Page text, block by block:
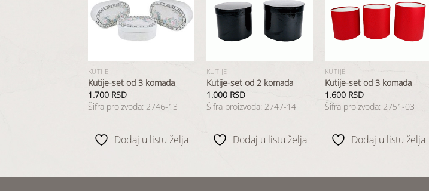
Dodaj
u
listu
želja
KUTIJE
Kutije-set od 3 komada
1.700 RSD
Šifra proizvoda: 2746-13
Dodaj u listu želja
Dodaj
u
listu
želja
KUTIJE
Kutije-set od 2 komada
1.000 RSD
Šifra proizvoda: 2747-14
Dodaj u listu želja
Dodaj
KUTIJE
Kutije-set od 3 komada
1.600 RSD
Šifra proizvoda: 2751-03
Dodaj u listu želja